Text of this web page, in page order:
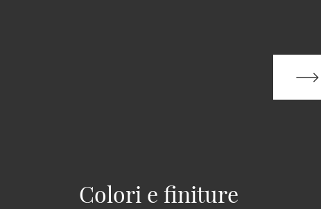
Colori e finiture